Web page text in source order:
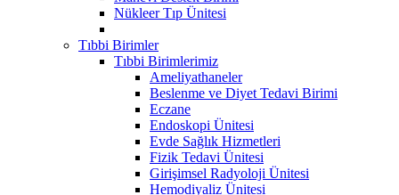
Nükleer Tıp Ünitesi
Tıbbi Birimler
Tıbbi Birimlerimiz
Ameliyathaneler
Beslenme ve Diyet Tedavi Birimi
Eczane
Endoskopi Ünitesi
Evde Sağlık Hizmetleri
Fizik Tedavi Ünitesi
Girişimsel Radyoloji Ünitesi
Hemodiyaliz Ünitesi